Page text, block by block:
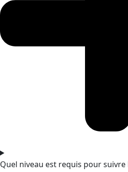
Quel niveau est requis pour